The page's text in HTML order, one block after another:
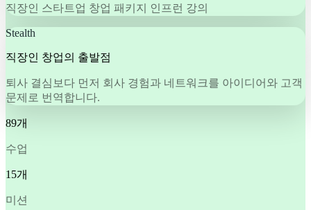
직장인 스타트업 창업 패키지 인프런 강의
Stealth
직장인 창업의 출발점
퇴사 결심보다 먼저 회사 경험과 네트워크를 아이디어와 고객
문제로 번역합니다.
89개
수업
15개
미션